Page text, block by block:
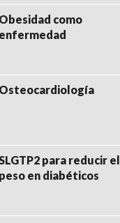
Obesidad como
enfermedad
Osteocardiología
para reducir el
peso en diabéticos